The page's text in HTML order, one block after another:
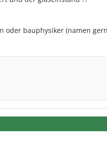
oder bauphysiker (namen